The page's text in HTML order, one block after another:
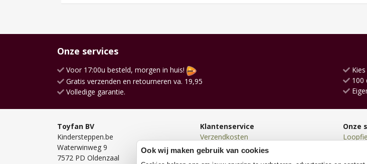
Onze services
Voor 17:00u besteld, morgen in huis!
Gratis verzenden en retourneren va. 19,95
Volledige garantie.
100
Toyfan BV
Kindersteppen.be
Waterwinweg 9
7572 PD Oldenzaal
Klantenservice
Verzendkosten
Bezorgen
Onze
Ook wij maken gebruik van cookies